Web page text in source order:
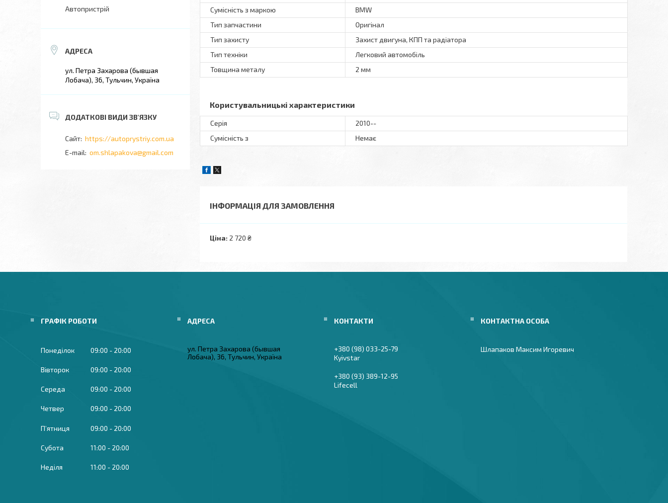
Сумісність з маркою
BMW
Тип запчастини
Оригінал
Тип захисту
Захист двигуна, КПП та радіатора
Тип техніки
Легковий автомобіль
Товщина металу
2 мм
Користувальницькі характеристики
Серія
2010--
Сумісність з
Немає
ІНФОРМАЦІЯ ДЛЯ ЗАМОВЛЕННЯ
Ціна: 2 720 ₴
Автопристрій
ул. Петра Захарова (бывшая
Лобача), 36, Тульчин, Україна
https://autoprystriy.com.ua
om.shlapakova@gmail.com
ГРАФІК РОБОТИ
Понеділок 09:00 20:00
Вівторок 09:00 20:00
Середа 09:00 20:00
Четвер 09:00 20:00
Пʼятниця 09:00 20:00
Субота 11:00 20:00
Неділя 11:00 20:00
ул. Петра Захарова (бывшая
Лобача), 36, Тульчин, Україна
+380 (98) 033-25-79
Kyivstar
+380 (93) 389-12-95
Lifecell
Шлапаков Максим Игоревич